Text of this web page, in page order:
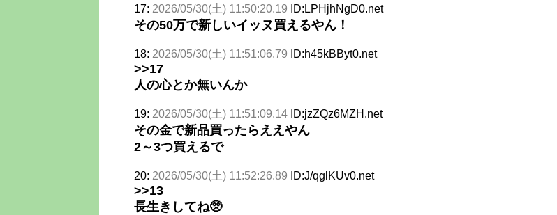
17: 2026/05/30(土) 11:50:20.19 ID:LPHjhNgD0.net
その50万で新しいイッヌ買えるやん！
18: 2026/05/30(土) 11:51:06.79 ID:h45kBByt0.net
>>17
人の心とか無いんか
19: 2026/05/30(土) 11:51:09.14 ID:jzZQz6MZH.net
その金で新品買ったらええやん
2～3つ買えるで
20: 2026/05/30(土) 11:52:26.89 ID:J/qglKUv0.net
>>13
長生きしてね🥺